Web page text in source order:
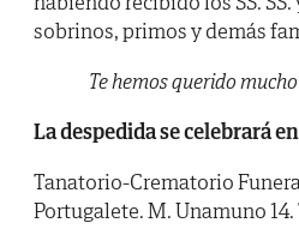
sobrinos, primos y demás
Te hemos querido
La despedida se celebrará
Tanatorio-Crematorio
Portugalete. M. Unamuno 14.